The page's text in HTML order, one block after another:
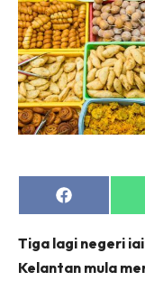
Share
on
Tiga lagi negeri
Kelantan mula